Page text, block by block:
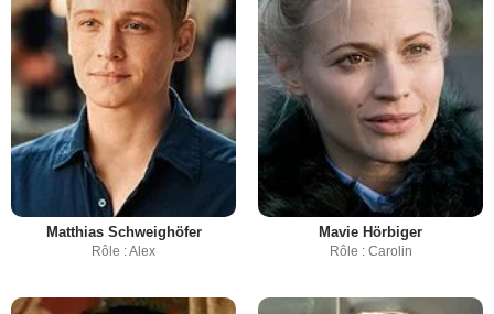
Matthias Schweighöfer
Rôle : Alex
Mavie Hörbiger
Rôle : Carolin